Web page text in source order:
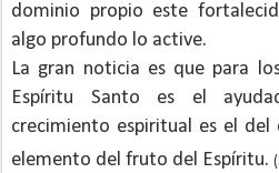
dominio propio este
algo profundo lo active.
La gran noticia es que para
Espíritu Santo es el
crecimiento espiritual es el
elemento del fruto del Espíritu.